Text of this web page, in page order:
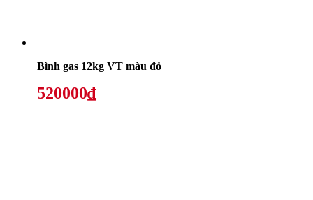
Bình gas 12kg VT màu đỏ
520000₫